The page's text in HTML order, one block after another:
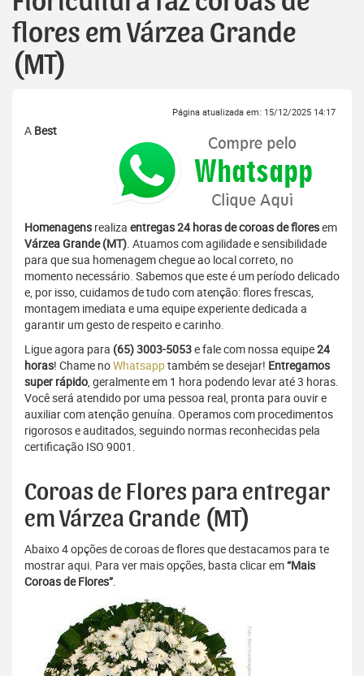
flores em Várzea Grande
(MT)
Página atualizada em: 15/12/2025 14:17
A Best
Homenagens realiza entregas 24 horas de coroas de floresem
Várzea Grande (MT). Atuamos com agilidade e sensibilidade
para que sua homenagem chegue ao local correto, no
momento necessário. Sabemos que este é um período delicado
e, por isso, cuidamos de tudo com atenção: flores frescas,
montagem imediata e uma equipe experiente dedicada a
garantir um gesto de respeito e carinho.
Ligue agora para (65) 3003-5053e fale com nossa equipe24
horas! Chame noWhatsapptambém se desejar! Entregamos
super rápido, geralmente em 1 hora podendo levar até 3 horas.
Você será atendido por uma pessoa real, pronta para ouvir e
auxiliar com atenção genuína. Operamos com procedimentos
rigorosos e auditados, seguindo normas reconhecidas pela
certificação ISO 9001.
Coroas de Flores para entregar
em Várzea Grande (MT)
Abaixo 4 opções de coroas de flores que destacamos para te
mostrar aqui. Para ver mais opções, basta clicar em“Mais
Coroas de Flores”.